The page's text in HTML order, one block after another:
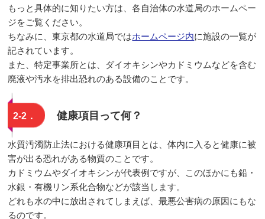
もっと具体的に知りたい方は、各自治体の水道局のホームペー
ジをご覧ください。
ちなみに、東京都の水道局ではホームページ内に施設の一覧が
記されています。
また、特定事業所とは、ダイオキシンやカドミウムなどを含む
廃液や汚水を排出恐れのある設備のことです。
2-2． 健康項目って何？
水質汚濁防止法における健康項目とは、体内に入ると健康に被
害が出る恐れがある物質のことです。
カドミウムやダイオキシンが代表例ですが、このほかにも鉛・
水銀・有機リン系化合物などが該当します。
どれも水の中に放出されてしまえば、最悪公害病の原因にもな
るのです。